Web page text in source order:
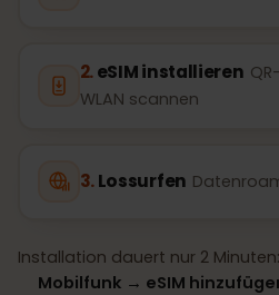
eSIM installieren
WLAN scannen
Lossurfen
Installation dauert nur 2
Mobilfunk → eSIM